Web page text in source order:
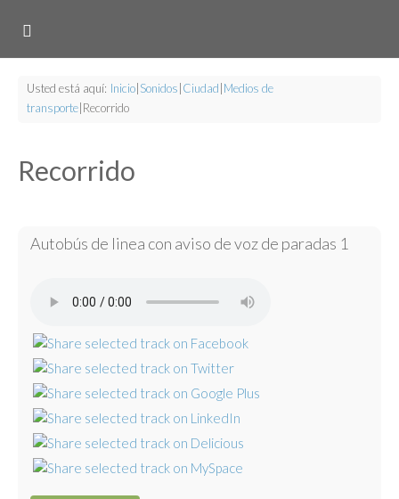
Usted está aquí: Inicio Sonidos Ciudad Medios de
transporte Recorrido
Recorrido
Autobús de linea con aviso de voz de paradas 1